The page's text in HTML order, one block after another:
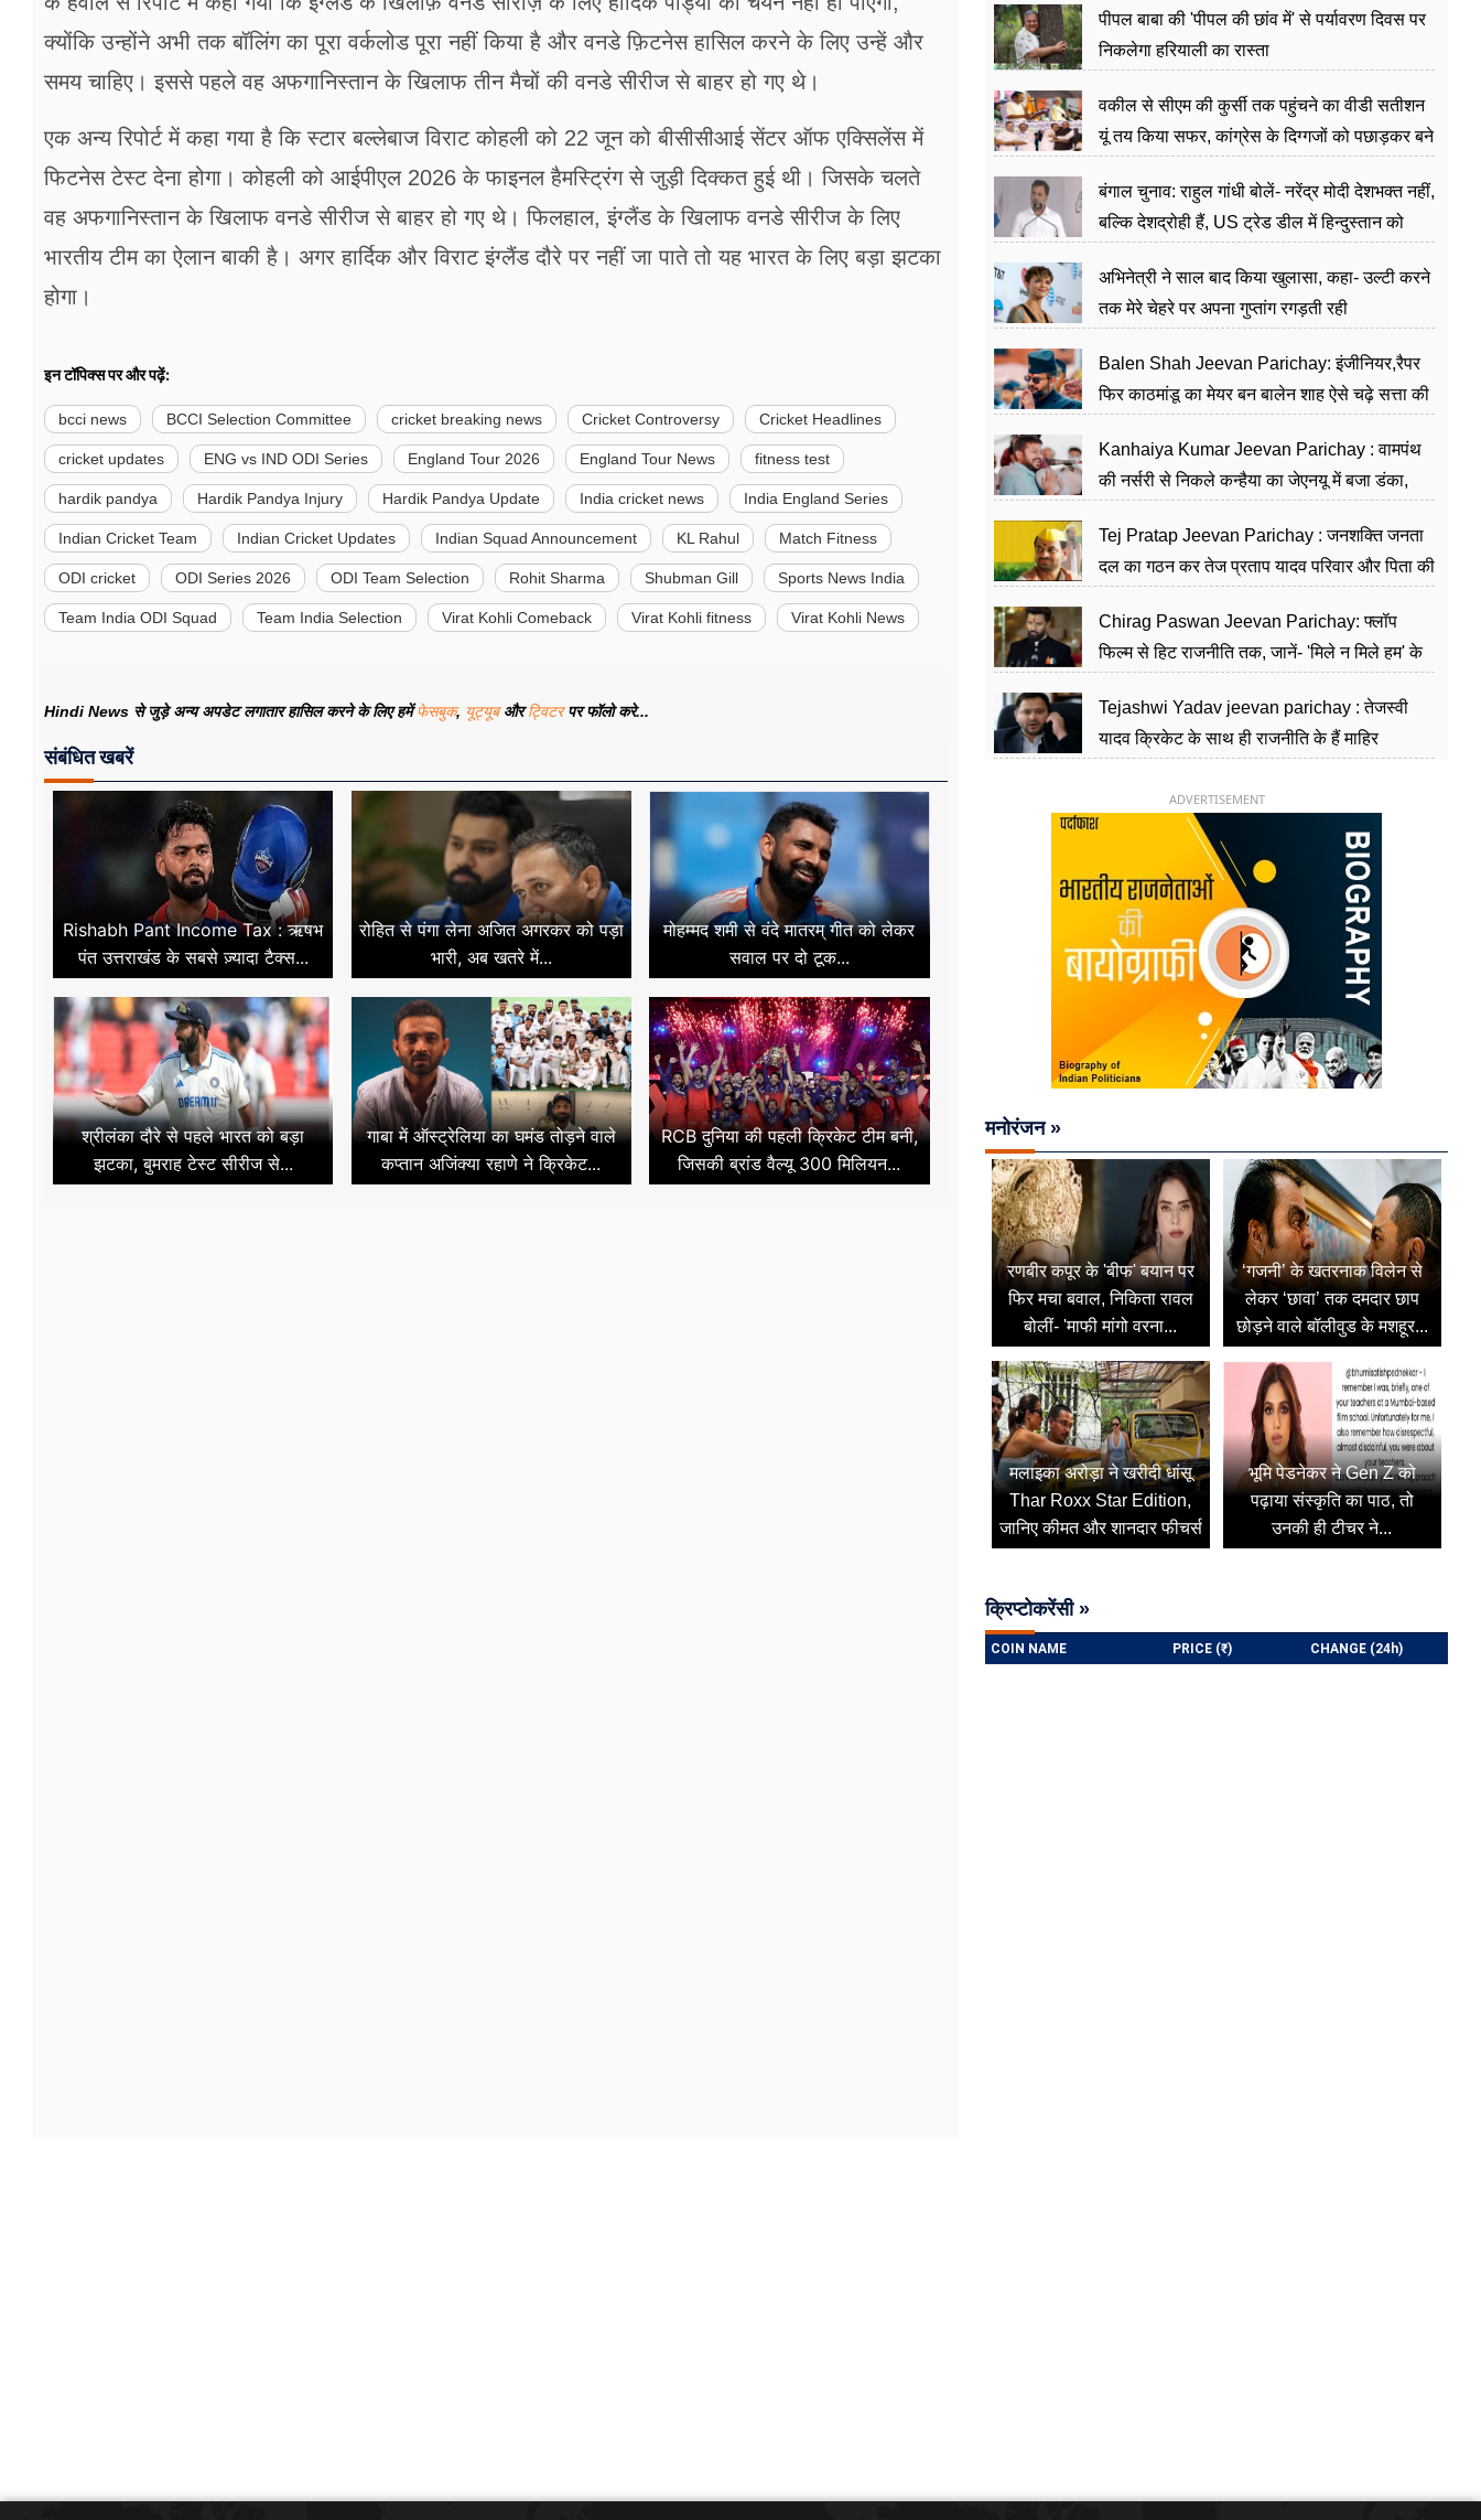
क्योंकि उन्होंने अभी तक बॉलिंग का पूरा वर्कलोड पूरा नहीं किया है और वनडे फ़िटनेस हासिल करने के लिए उन्हें और
समय चाहिए। इससे पहले वह अफगानिस्तान के खिलाफ तीन मैचों की वनडे सीरीज से बाहर हो गए थे।
एक अन्य रिपोर्ट में कहा गया है कि स्टार बल्लेबाज विराट कोहली को 22 जून को बीसीसीआई सेंटर ऑफ एक्सिलेंस में
फिटनेस टेस्ट देना होगा। कोहली को आईपीएल 2026 के फाइनल हैमस्ट्रिंग से जुड़ी दिक्कत हुई थी। जिसके चलते
वह अफगानिस्तान के खिलाफ वनडे सीरीज से बाहर हो गए थे। फिलहाल, इंग्लैंड के खिलाफ वनडे सीरीज के लिए
भारतीय टीम का ऐलान बाकी है। अगर हार्दिक और विराट इंग्लैंड दौरे पर नहीं जा पाते तो यह भारत के लिए बड़ा झटका
होगा।
इन टॉपिक्स पर और पढ़ें:
bcci news BCCI Selection Committee cricket breaking news Cricket Controversy Cricket Headlines
cricket updates ENG vs IND ODI Series England Tour 2026 England Tour News fitness test
hardik pandya Hardik Pandya Injury Hardik Pandya Update India cricket news India England Series
Indian Cricket Team Indian Cricket Updates Indian Squad Announcement KL Rahul Match Fitness
ODI cricket ODI Series 2026 ODI Team Selection Rohit Sharma Shubman Gill Sports News India
Team India ODI Squad Team India Selection Virat Kohli Comeback Virat Kohli fitness Virat Kohli News
Hindi News से जुड़े अन्य अपडेट लगातार हासिल करने के लिए हमेंफेसबुक, यूट्यूबऔरट्विटरपर फॉलो करे...
संबंधित खबरें
Rishabh Pant Income Tax : ऋषभ
पंत उत्तराखंड के सबसे ज़्यादा टैक्स...
रोहित से पंगा लेना अजित अगरकर को पड़ा
भारी, अब खतरे में...
मोहम्मद शमी से वंदे मातरम् गीत को लेकर
सवाल पर दो टूक...
श्रीलंका दौरे से पहले भारत को बड़ा
झटका, बुमराह टेस्ट सीरीज से...
गाबा में ऑस्ट्रेलिया का घमंड तोड़ने वाले
कप्तान अजिंक्या रहाणे ने क्रिकेट...
RCB दुनिया की पहली क्रिकेट टीम बनी,
जिसकी ब्रांड वैल्यू 300 मिलियन...
पीपल बाबा की 'पीपल की छांव में' से पर्यावरण दिवस पर
निकलेगा हरियाली का रास्ता
वकील से सीएम की कुर्सी तक पहुंचने का वीडी सतीशन
यूं तय किया सफर, कांग्रेस के दिग्गजों को पछाड़कर बने
बंगाल चुनाव: राहुल गांधी बोलें- नरेंद्र मोदी देशभक्त नहीं,
बल्कि देशद्रोही हैं, US ट्रेड डील में हिन्दुस्तान को
अभिनेत्री ने साल बाद किया खुलासा, कहा- उल्टी करने
तक मेरे चेहरे पर अपना गुप्तांग रगड़ती रही
Balen Shah Jeevan Parichay: इंजीनियर,रैपर
फिर काठमांडू का मेयर बन बालेन शाह ऐसे चढ़े सत्ता की
Kanhaiya Kumar Jeevan Parichay : वामपंथ
की नर्सरी से निकले कन्हैया का जेएनयू में बजा डंका,
Tej Pratap Jeevan Parichay : जनशक्ति जनता
दल का गठन कर तेज प्रताप यादव परिवार और पिता की
Chirag Paswan Jeevan Parichay: फ्लॉप
फिल्म से हिट राजनीति तक, जानें- 'मिले न मिले हम' के
Tejashwi Yadav jeevan parichay : तेजस्वी
यादव क्रिकेट के साथ ही राजनीति के हैं माहिर
ADVERTISEMENT
मनोरंजन »
रणबीर कपूर के 'बीफ' बयान पर
फिर मचा बवाल, निकिता रावल
बोलीं- 'माफी मांगो वरना...
‘गजनी’ के खतरनाक विलेन से
लेकर ‘छावा’ तक दमदार छाप
छोड़ने वाले बॉलीवुड के मशहूर...
मलाइका अरोड़ा ने खरीदी धांसू
Thar Roxx Star Edition,
जानिए कीमत और शानदार फीचर्स
भूमि पेडनेकर ने Gen Z को
पढ़ाया संस्कृति का पाठ, तो
उनकी ही टीचर ने...
क्रिप्टोकरेंसी »